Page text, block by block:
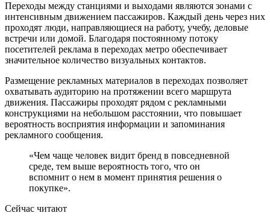
Переходы между станциями и выходами являются зонами с
интенсивным движением пассажиров. Каждый день через них
проходят люди, направляющиеся на работу, учебу, деловые
встречи или домой. Благодаря постоянному потоку
посетителей реклама в переходах метро обеспечивает
значительное количество визуальных контактов.
Размещение рекламных материалов в переходах позволяет
охватывать аудиторию на протяжении всего маршрута
движения. Пассажиры проходят рядом с рекламными
конструкциями на небольшом расстоянии, что повышает
вероятность восприятия информации и запоминания
рекламного сообщения.
«Чем чаще человек видит бренд в повседневной
среде, тем выше вероятность того, что он
вспомнит о нем в момент принятия решения о
покупке».
Сейчас читают